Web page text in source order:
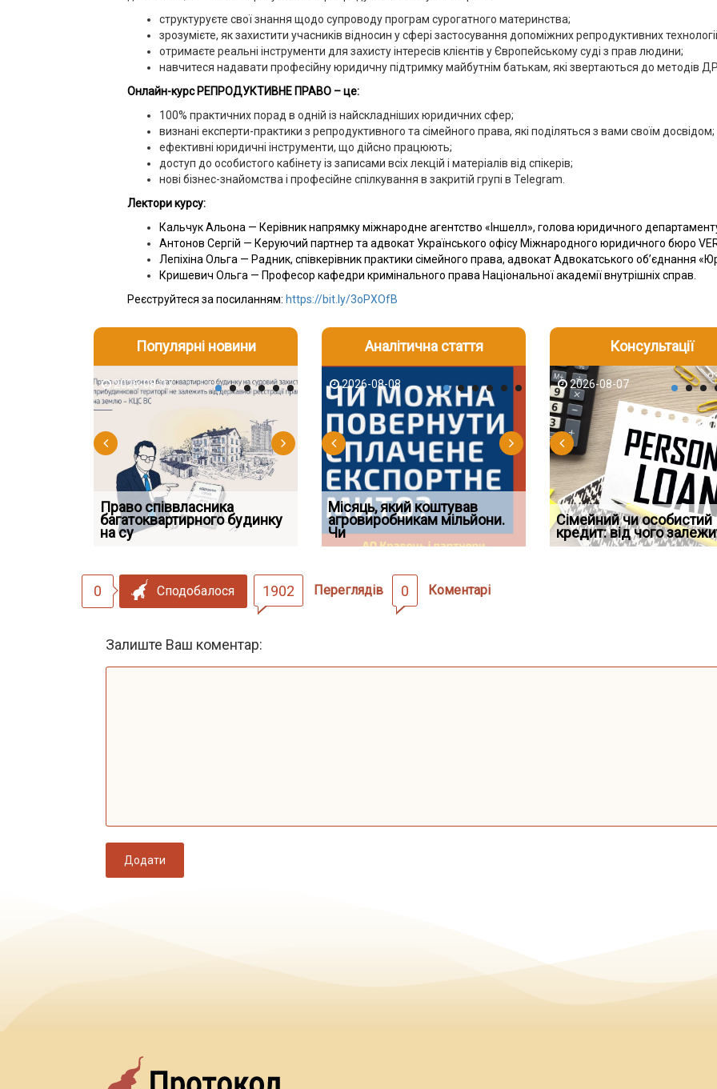
структуруєте свої знання щодо супроводу програм сурогатного материнства;
зрозумієте, як захистити учасників відносин у сфері застосування допоміжних репродуктивних
отримаєте реальні інструменти для захисту інтересів клієнтів у Європейському суді з прав людини;
навчитеся надавати професійну юридичну підтримку майбутнім батькам, які звертаються до методів
Онлайн-курс РЕПРОДУКТИВНЕ ПРАВО – це:
100% практичних порад в одній із найскладніших юридичних сфер;
визнані експерти-практики з репродуктивного та сімейного права, які поділяться з вами своїм досвідом;
ефективні юридичні інструменти, що дійсно працюють;
доступ до особистого кабінету із записами всіх лекцій і матеріалів від спікерів;
нові бізнес-знайомства і професійне спілкування в закритій групі в Telegram.
Лектори курсу:
Кальчук Альона — Керівник напрямку міжнародне агентство «Іншелл», голова юридичного
Антонов Сергій — Керуючий партнер та адвокат Українського офісу Міжнародного юридичного бюро
Лепіхіна Ольга — Радник, співкерівник практики сімейного права, адвокат Адвокатського об’єднання
Кришевич Ольга — Професор кафедри кримінального права Національної академії внутрішніх справ.
Реєструйтеся за посиланням: https://bit.ly/3oPXOfB
Популярні новини
2026-08-07
Право співвласника
багатоквартирного будинку
на су
2026-08-06
Якщо суд встановив для
відшкодування шкоди
наявніс
2026-08-06
Документи, на яких не
проставляється апостиль:
пер
Аналітична стаття
2026-08-03
ФУНДАМЕНТАЛЬНА
ПРОБЛЕМА «СУДОВОЇ
ПРАКТИКИ», АБО ПР
2026-08-08
Місяць, який коштував
агровиробникам мільйони.
Чи
2026-08-07
Огляд практики ВС від
Ростислава Кравця, що
опублі
Консультації
2026-08-05
Чи потрібна ФОП печатка у
2026 році: правила засто
2026-08-07
Сімейний чи особистий
кредит: від чого
2026-07-30
Восьмий ААС
підтвердив, що
скас
0 Сподобалося 1902 Переглядів 0 Коментарі
Залиште Ваш коментар:
Додати